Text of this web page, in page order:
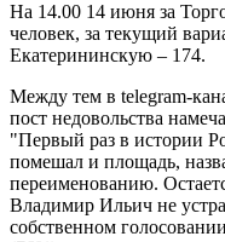
На 14.00 14 июня за
человек, за текущий
Екатерининскую – 174.
Между тем в telegram-
пост недовольства
"Первый раз в истории
помешал и площадь,
переименованию.
Владимир Ильич не
собственном